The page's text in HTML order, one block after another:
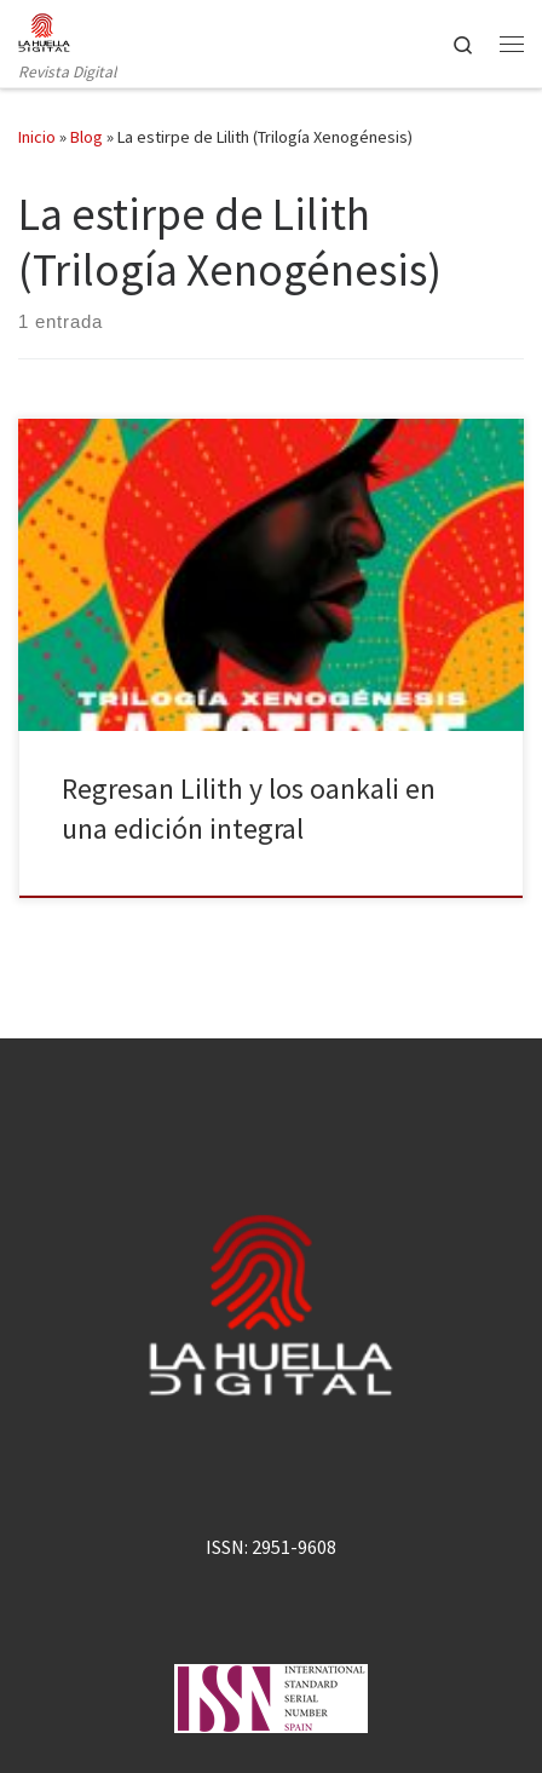
Saltar al contenido
Revista Digital
Search
Inicio »Blog »La estirpe de Lilith (Trilogía Xenogénesis)
La estirpe de Lilith
(Trilogía Xenogénesis)
1 entrada
Nova publica La estirpe de Lilith (Trilogía Xenogénesis) de Octavia
E. Butler; un libro que, como el propio título indica, recoge los tres
libros que conforman esta saga. La ciencia ficción nos permite
explorar nuevos horizontes más allá de los límites de nuestra
propia realidad, generando un sinfín de posibilidades. Ello […]
Regresan Lilith y los oankali en
una edición integral
ISSN: 2951-9608